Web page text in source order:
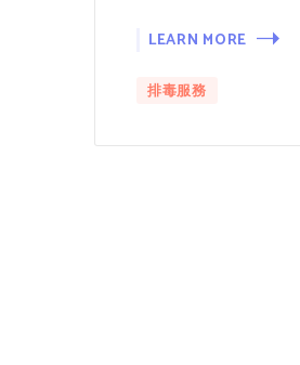
LEARN MORE
排毒服務